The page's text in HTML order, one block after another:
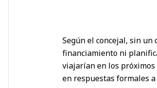
Según el concejal, sin
financiamiento ni
viajarían en los
en respuestas formales